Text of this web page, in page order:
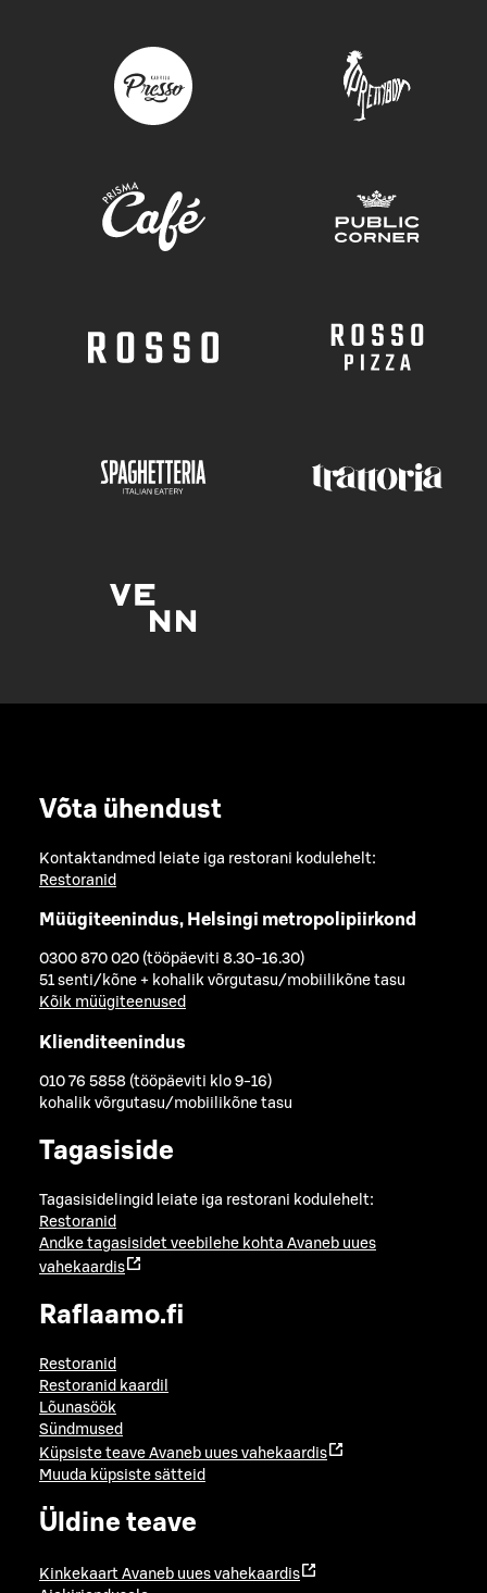
Võta ühendust
Kontaktandmed leiate iga restorani kodulehelt:
Restoranid
Müügiteenindus, Helsingi metropolipiirkond
0300 870 020 (tööpäeviti 8.30-16.30)
51 senti/kõne + kohalik võrgutasu/mobiilikõne tasu
Kõik müügiteenused
Klienditeenindus
010 76 5858 (tööpäeviti klo 9-16)
kohalik võrgutasu/mobiilikõne tasu
Tagasiside
Tagasisidelingid leiate iga restorani kodulehelt:
Restoranid
Andke tagasisidet veebilehe kohta Avaneb uues
vahekaardis
Raflaamo.fi
Restoranid
Restoranid kaardil
Lõunasöök
Sündmused
Küpsiste teave Avaneb uues vahekaardis
Muuda küpsiste sätteid
Üldine teave
Kinkekaart Avaneb uues vahekaardis